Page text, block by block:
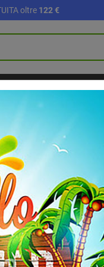
oltre 122 €
ALLENAMENTO E
x 10 m | 20 pezzi
sportivo